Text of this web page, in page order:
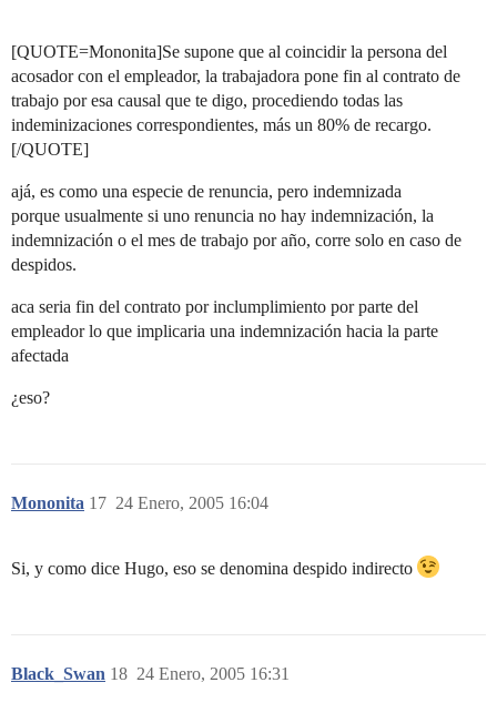
[QUOTE=Mononita]Se supone que al coincidir la persona del
acosador con el empleador, la trabajadora pone fin al contrato de
trabajo por esa causal que te digo, procediendo todas las
indeminizaciones correspondientes, más un 80% de recargo.
[/QUOTE]
ajá, es como una especie de renuncia, pero indemnizada
porque usualmente si uno renuncia no hay indemnización, la
indemnización o el mes de trabajo por año, corre solo en caso de
despidos.
aca seria fin del contrato por inclumplimiento por parte del
empleador lo que implicaria una indemnización hacia la parte
afectada
¿eso?
Mononita 24 Enero, 2005 16:04
17
Si, y como dice Hugo, eso se denomina despido indirecto
Black_Swan 24 Enero, 2005 16:31
18